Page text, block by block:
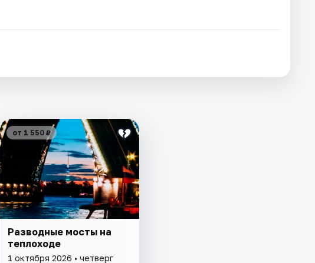
от 1 550 ₽
Разводные мосты на
теплоходе
1 октября 2026 • четверг